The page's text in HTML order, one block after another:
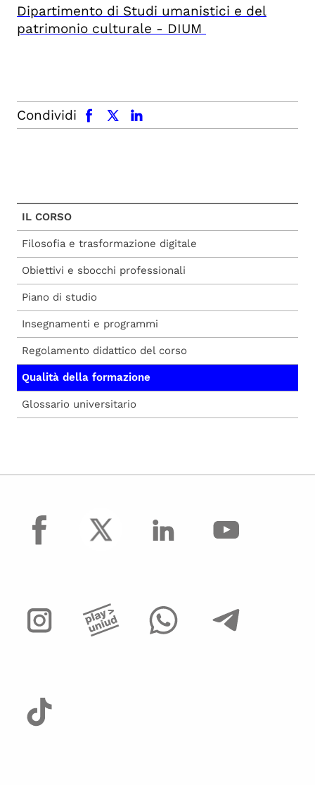
Dipartimento di Studi umanistici e del
patrimonio culturale - DIUM
Condividi
facebook x.com linkedin
IL CORSO
Filosofia e trasformazione digitale
Obiettivi e sbocchi professionali
Piano di studio
Insegnamenti e programmi
Regolamento didattico del corso
Qualità della formazione
Glossario universitario
facebook